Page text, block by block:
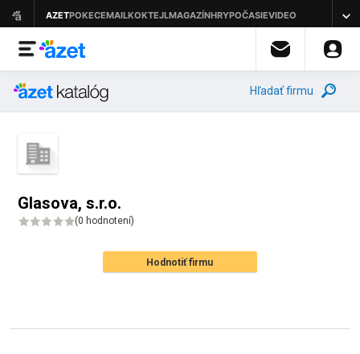
Hľadať firmu
Glasova, s.r.o.
(0 hodnotení)
Hodnotiť firmu